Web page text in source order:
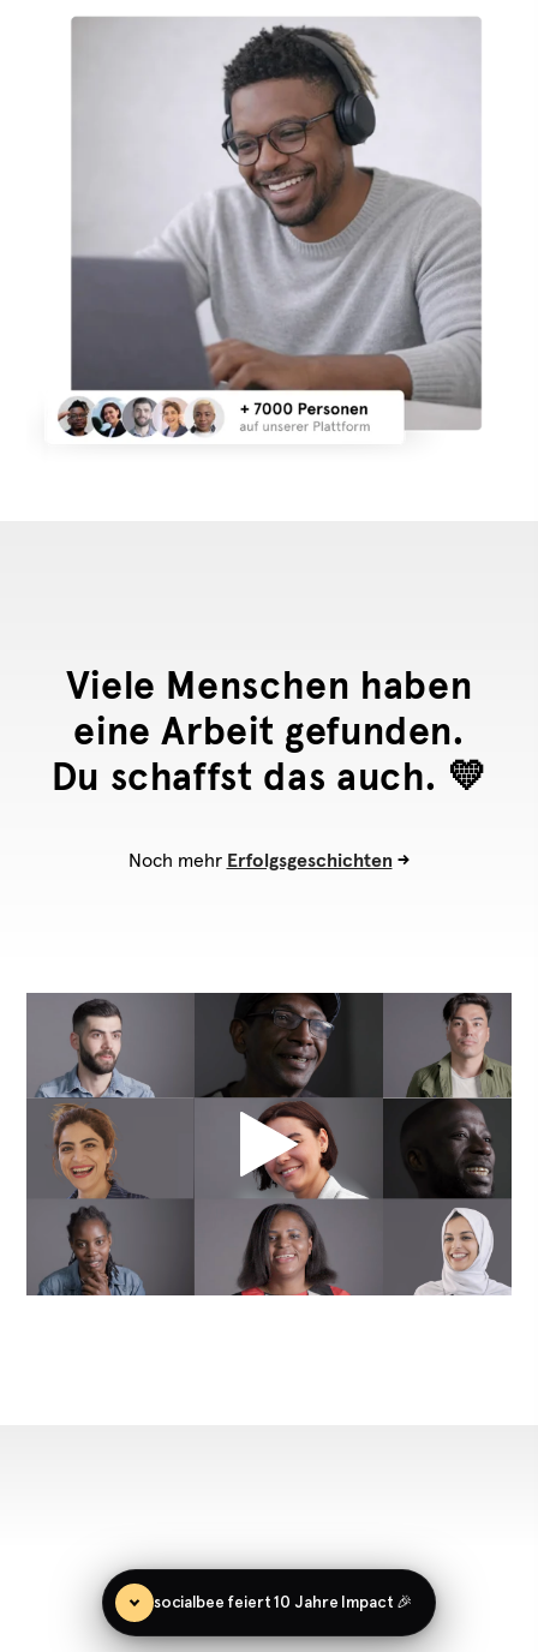
Viele Menschen haben
eine Arbeit gefunden.
Du schaffst das auch. 💛
Noch mehr Erfolgsgeschichten ->
socialbee feiert 10 Jahre Impact 🎉